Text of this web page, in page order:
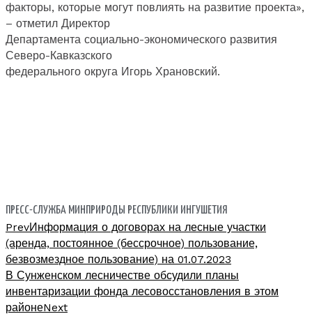
факторы, которые могут повлиять на развитие проекта»,
– отметил Директор
Департамента социально-экономического развития
Северо-Кавказского
федерального округа Игорь Храновский.
ПРЕСС-СЛУЖБА МИНПРИРОДЫ РЕСПУБЛИКИ ИНГУШЕТИЯ
PrevИнформация о договорах на лесные участки
(аренда, постоянное (бессрочное) пользование,
безвозмездное пользование) на 01.07.2023
В Сунженском лесничестве обсудили планы
инвентаризации фонда лесовосстановления в этом
районеNext